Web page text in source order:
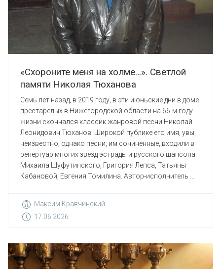
«Схороните меня на холме…». Светлой
памяти Николая Тюханова
Семь лет назад, в 2019 году, в эти июньские дни в доме
престарелых в Нижегородской области на 66-м году
жизни скончался классик жанровой песни Николай
Леонидович Тюханов. Широкой публике его имя, увы,
неизвестно, однако песни, им сочиненные, входили в
репертуар многих звезд эстрады и русского шансона:
Михаила Шуфутинского, Григория Лепса, Татьяны
Кабановой, Евгения Томилина. Автор-исполнитель ...
Максим Кравчинский
17.06.2026